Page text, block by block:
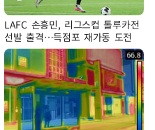
LAFC 손흥민, 리그스컵 톨루카전
선발 출격…득점포 재가동 도전